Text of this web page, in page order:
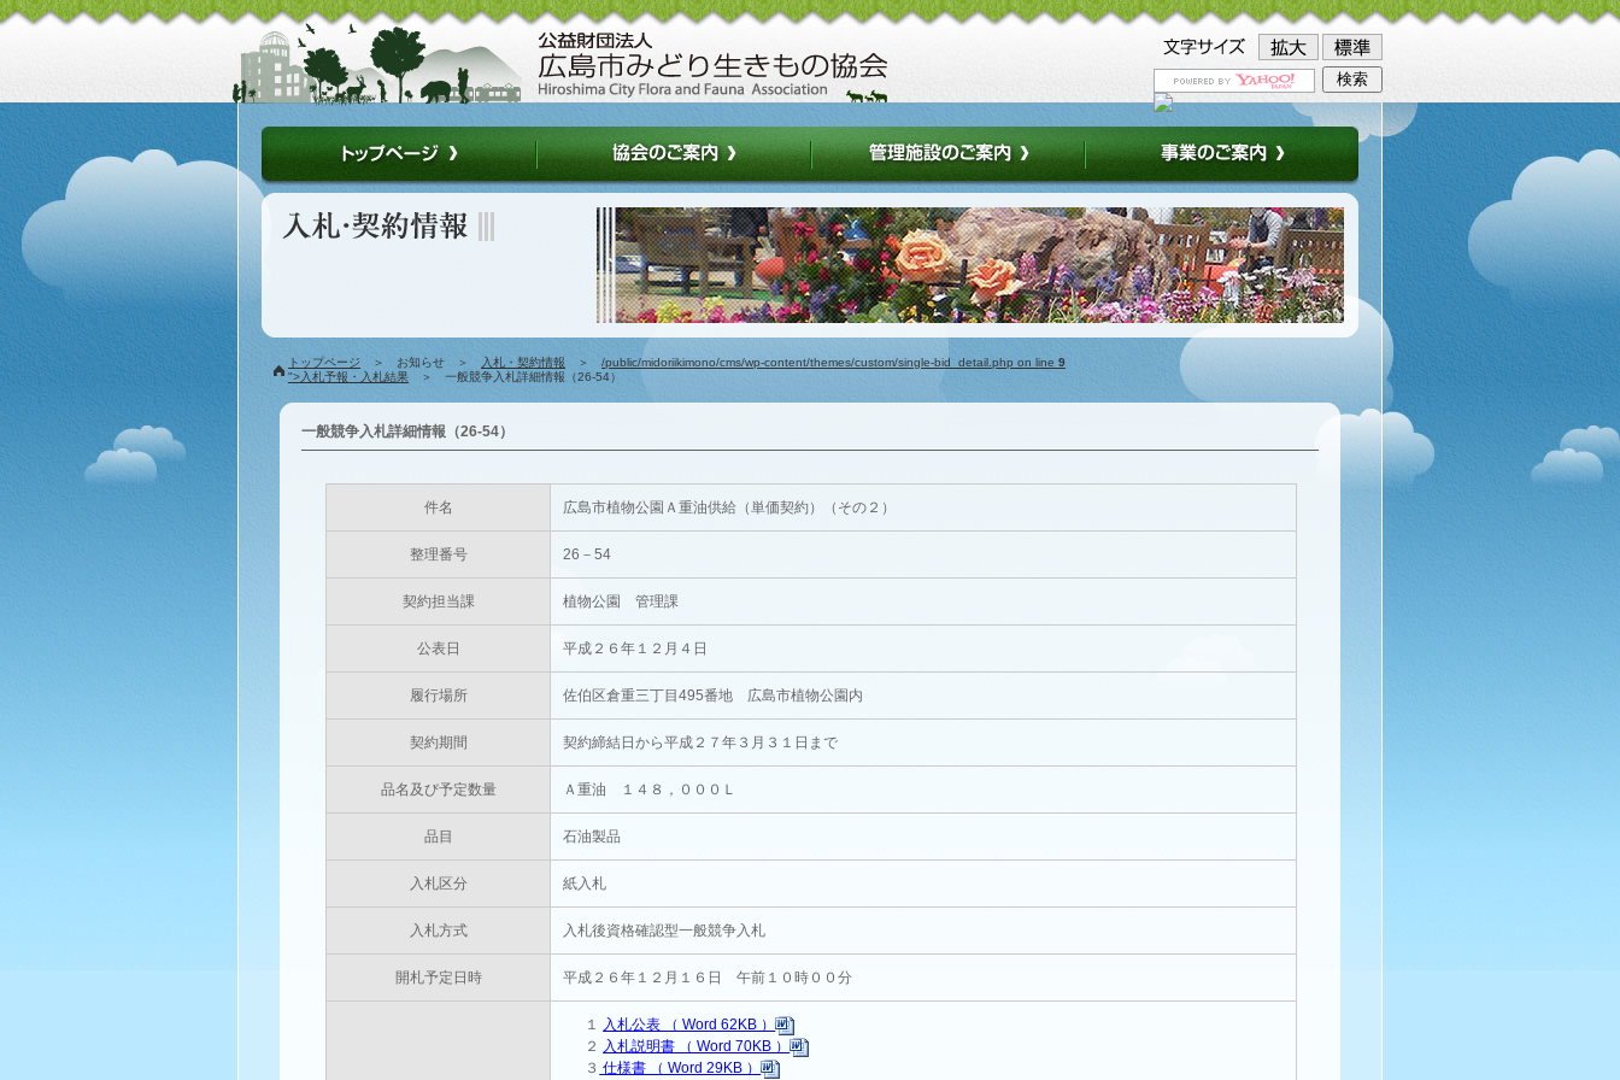
トップページ ＞ お知らせ ＞ 入札・契約情報 ＞ /public/midoriikimono/cms/wp-content/themes/custom/single-bid_detail.php on line 9
">入札予報・入札結果 ＞ 一般競争入札詳細情報（26-54）
一般競争入札詳細情報（26-54）
件名 広島市植物公園Ａ重油供給（単価契約）（その２）
整理番号 26－54
契約担当課 植物公園 管理課
公表日 平成２６年１２月４日
履行場所 佐伯区倉重三丁目495番地 広島市植物公園内
契約期間 契約締結日から平成２７年３月３１日まで
品名及び予定数量 Ａ重油 １４８，０００Ｌ
品目 石油製品
入札区分 紙入札
入札方式 入札後資格確認型一般競争入札
開札予定日時 平成２６年１２月１６日 午前１０時００分
１ 入札公表 （ Word 62KB ）
２ 入札説明書 （ Word 70KB ）
３ 仕様書 （ Word 29KB ）